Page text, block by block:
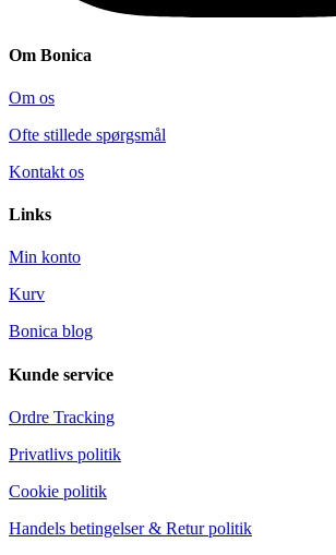
Om Bonica
Om os
Ofte stillede spørgsmål
Kontakt os
Links
Min konto
Kurv
Bonica blog
Kunde service
Ordre Tracking
Privatlivs politik
Cookie politik
Handels betingelser & Retur politik